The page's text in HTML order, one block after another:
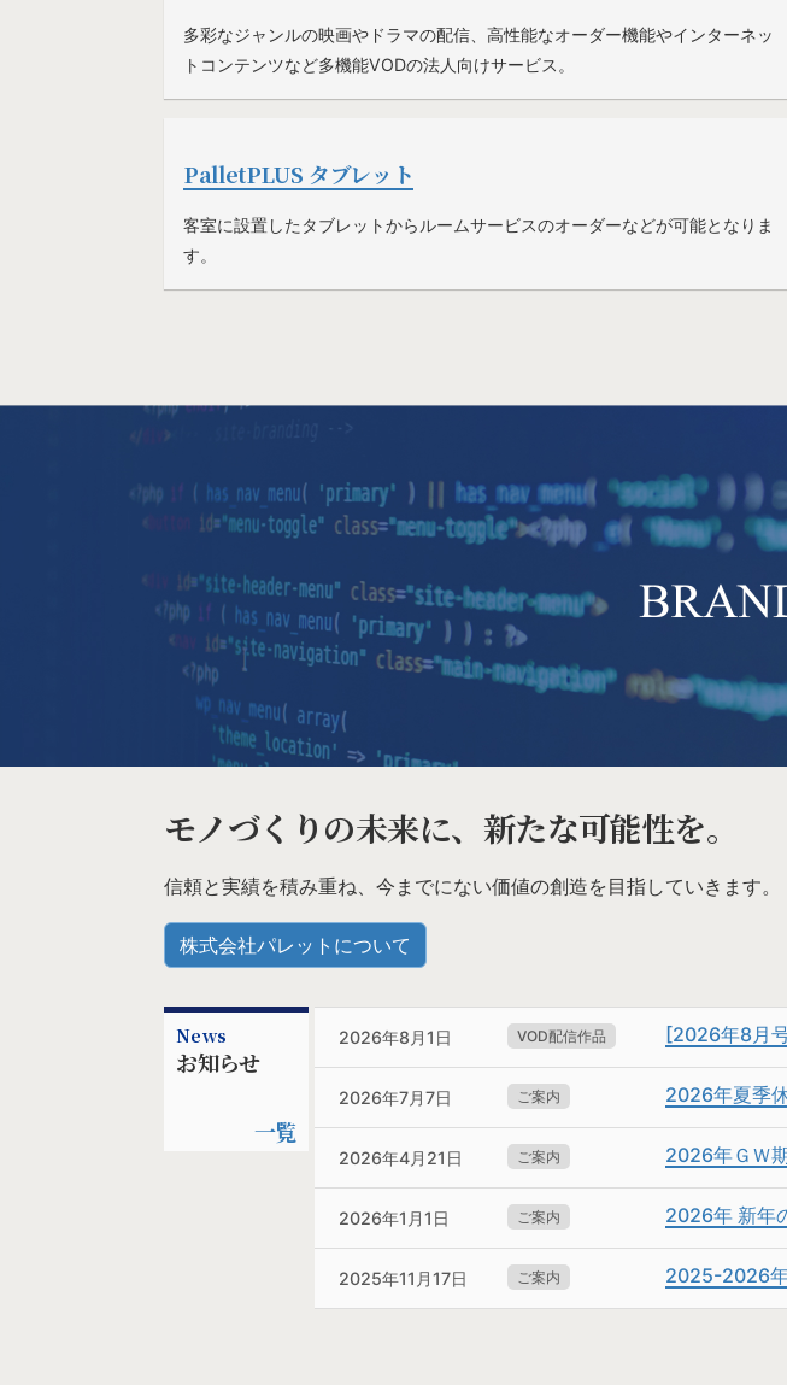
多彩なジャンルの映画やドラマの配信、高性能なオーダー機能やインターネッ
トコンテンツなど多機能VODの法人向けサービス。
PalletPLUS タブレット
客室に設置したタブレットからルームサービスのオーダーなどが可能となりま
す。
モノづくりの未来に、新たな可能性を。
信頼と実績を積み重ね、今までにない価値の創造を目指していきます。
株式会社パレットについて
News
お知らせ
一覧
[2026年8月
2026年8月1日 VOD配信作品
2026年夏季
2026年7月7日 ご案内
2026年ＧＷ
2026年4月21日 ご案内
2026年 新年
2026年1月1日 ご案内
2025-2026
2025年11月17日 ご案内